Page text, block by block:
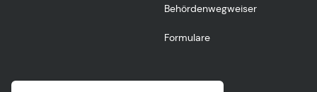
Behördenwegweiser
Formulare